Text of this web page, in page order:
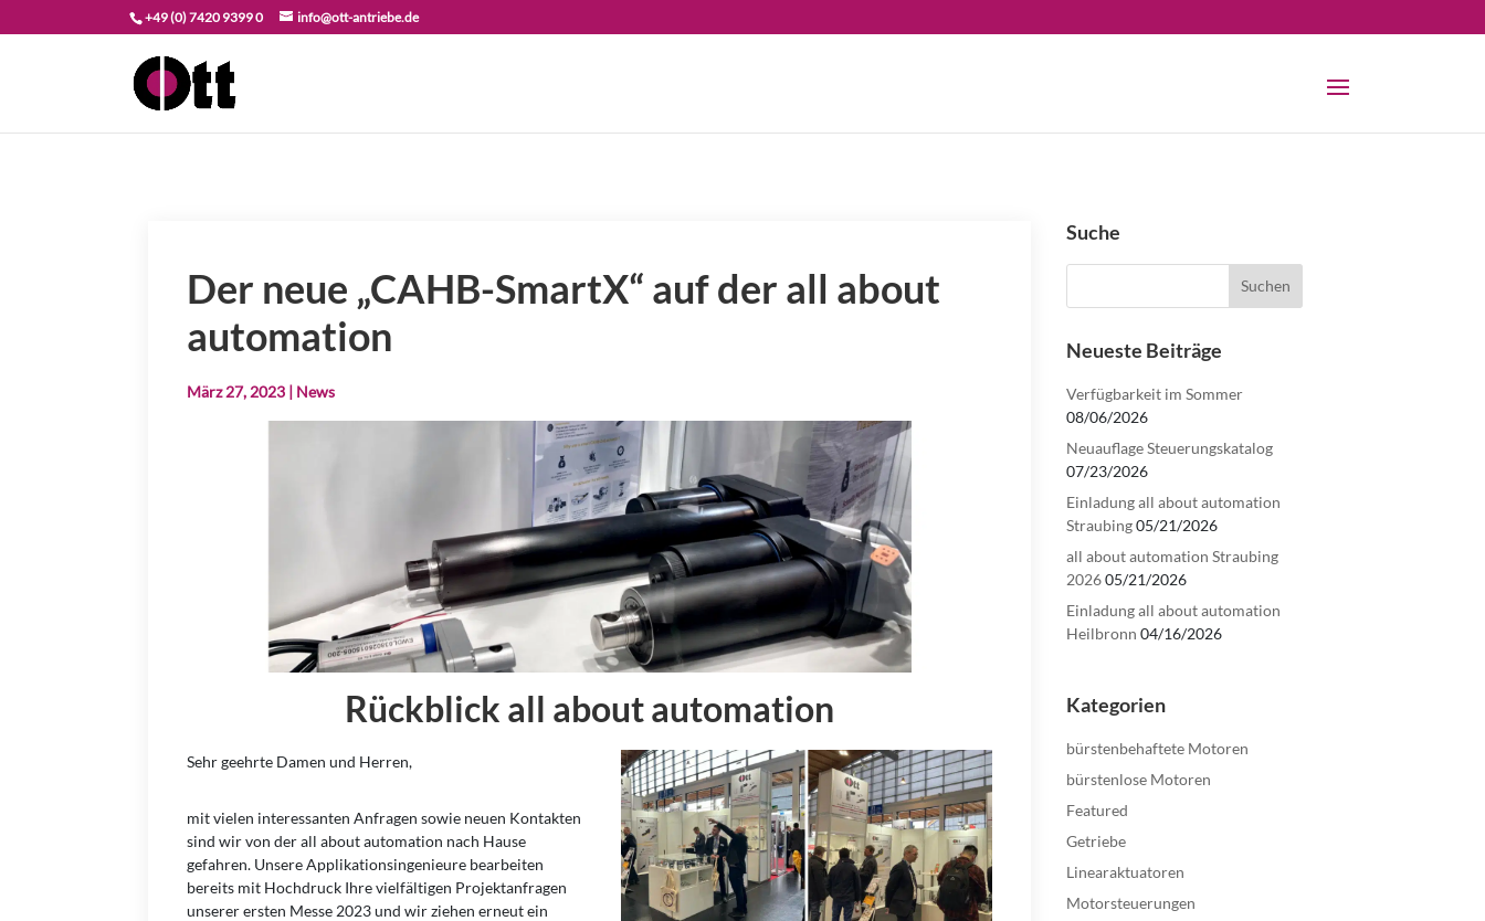
+49 (0) 7420 9399 0 info@ott-antriebe.de
Der neue „CAHB-SmartX“ auf der all about
automation
März 27, 2023 | News
Rückblick all about automation
Sehr geehrte Damen und Herren,
mit vielen interessanten Anfragen sowie neuen Kontakten
sind wir von der all about automation nach Hause
gefahren. Unsere Applikationsingenieure bearbeiten
bereits mit Hochdruck Ihre vielfältigen Projektanfragen
unserer ersten Messe 2023 und wir ziehen erneut ein
Suche
Neueste Beiträge
Verfügbarkeit im Sommer
08/06/2026
Neuauflage Steuerungskatalog
07/23/2026
Einladung all about automation
Straubing05/21/2026
all about automation Straubing
202605/21/2026
Einladung all about automation
Heilbronn 04/16/2026
Kategorien
bürstenbehaftete Motoren
bürstenlose Motoren
Featured
Getriebe
Linearaktuatoren
Motorsteuerungen